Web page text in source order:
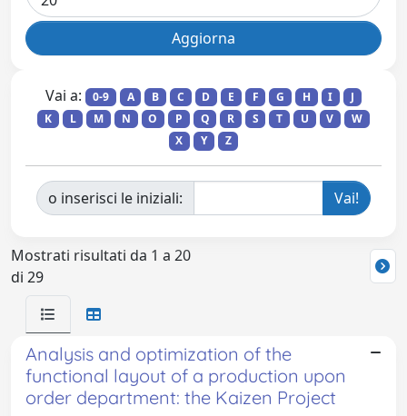
Vai a: 0-9 A B C D E F G H I
J
K
L M N O P Q R S T U V
W
X
Y Z
o inserisci le iniziali:
Mostrati risultati da 1 a 20
di 29
Analysis and optimization of the
functional layout of a production upon
order department: the Kaizen Project